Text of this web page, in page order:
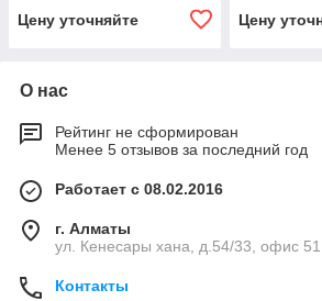
Цену уточняйте
Цену
О нас
Рейтинг не сформирован
Менее 5 отзывов за последний год
Работает с 08.02.2016
г. Алматы
ул. Кенесары хана, д.54/33, офис
Контакты